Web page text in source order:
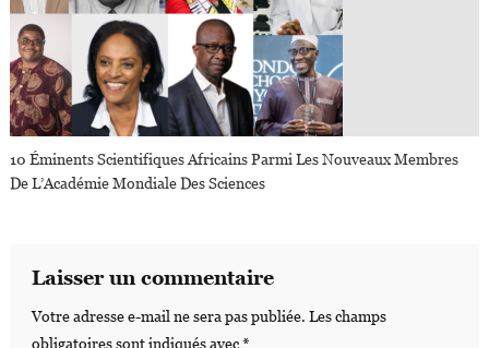
10 Éminents Scientifiques Africains Parmi Les Nouveaux Membres
De L’Académie Mondiale Des Sciences
Laisser un commentaire
Votre adresse e-mail ne sera pas publiée. Les champs
obligatoires sont indiqués avec*